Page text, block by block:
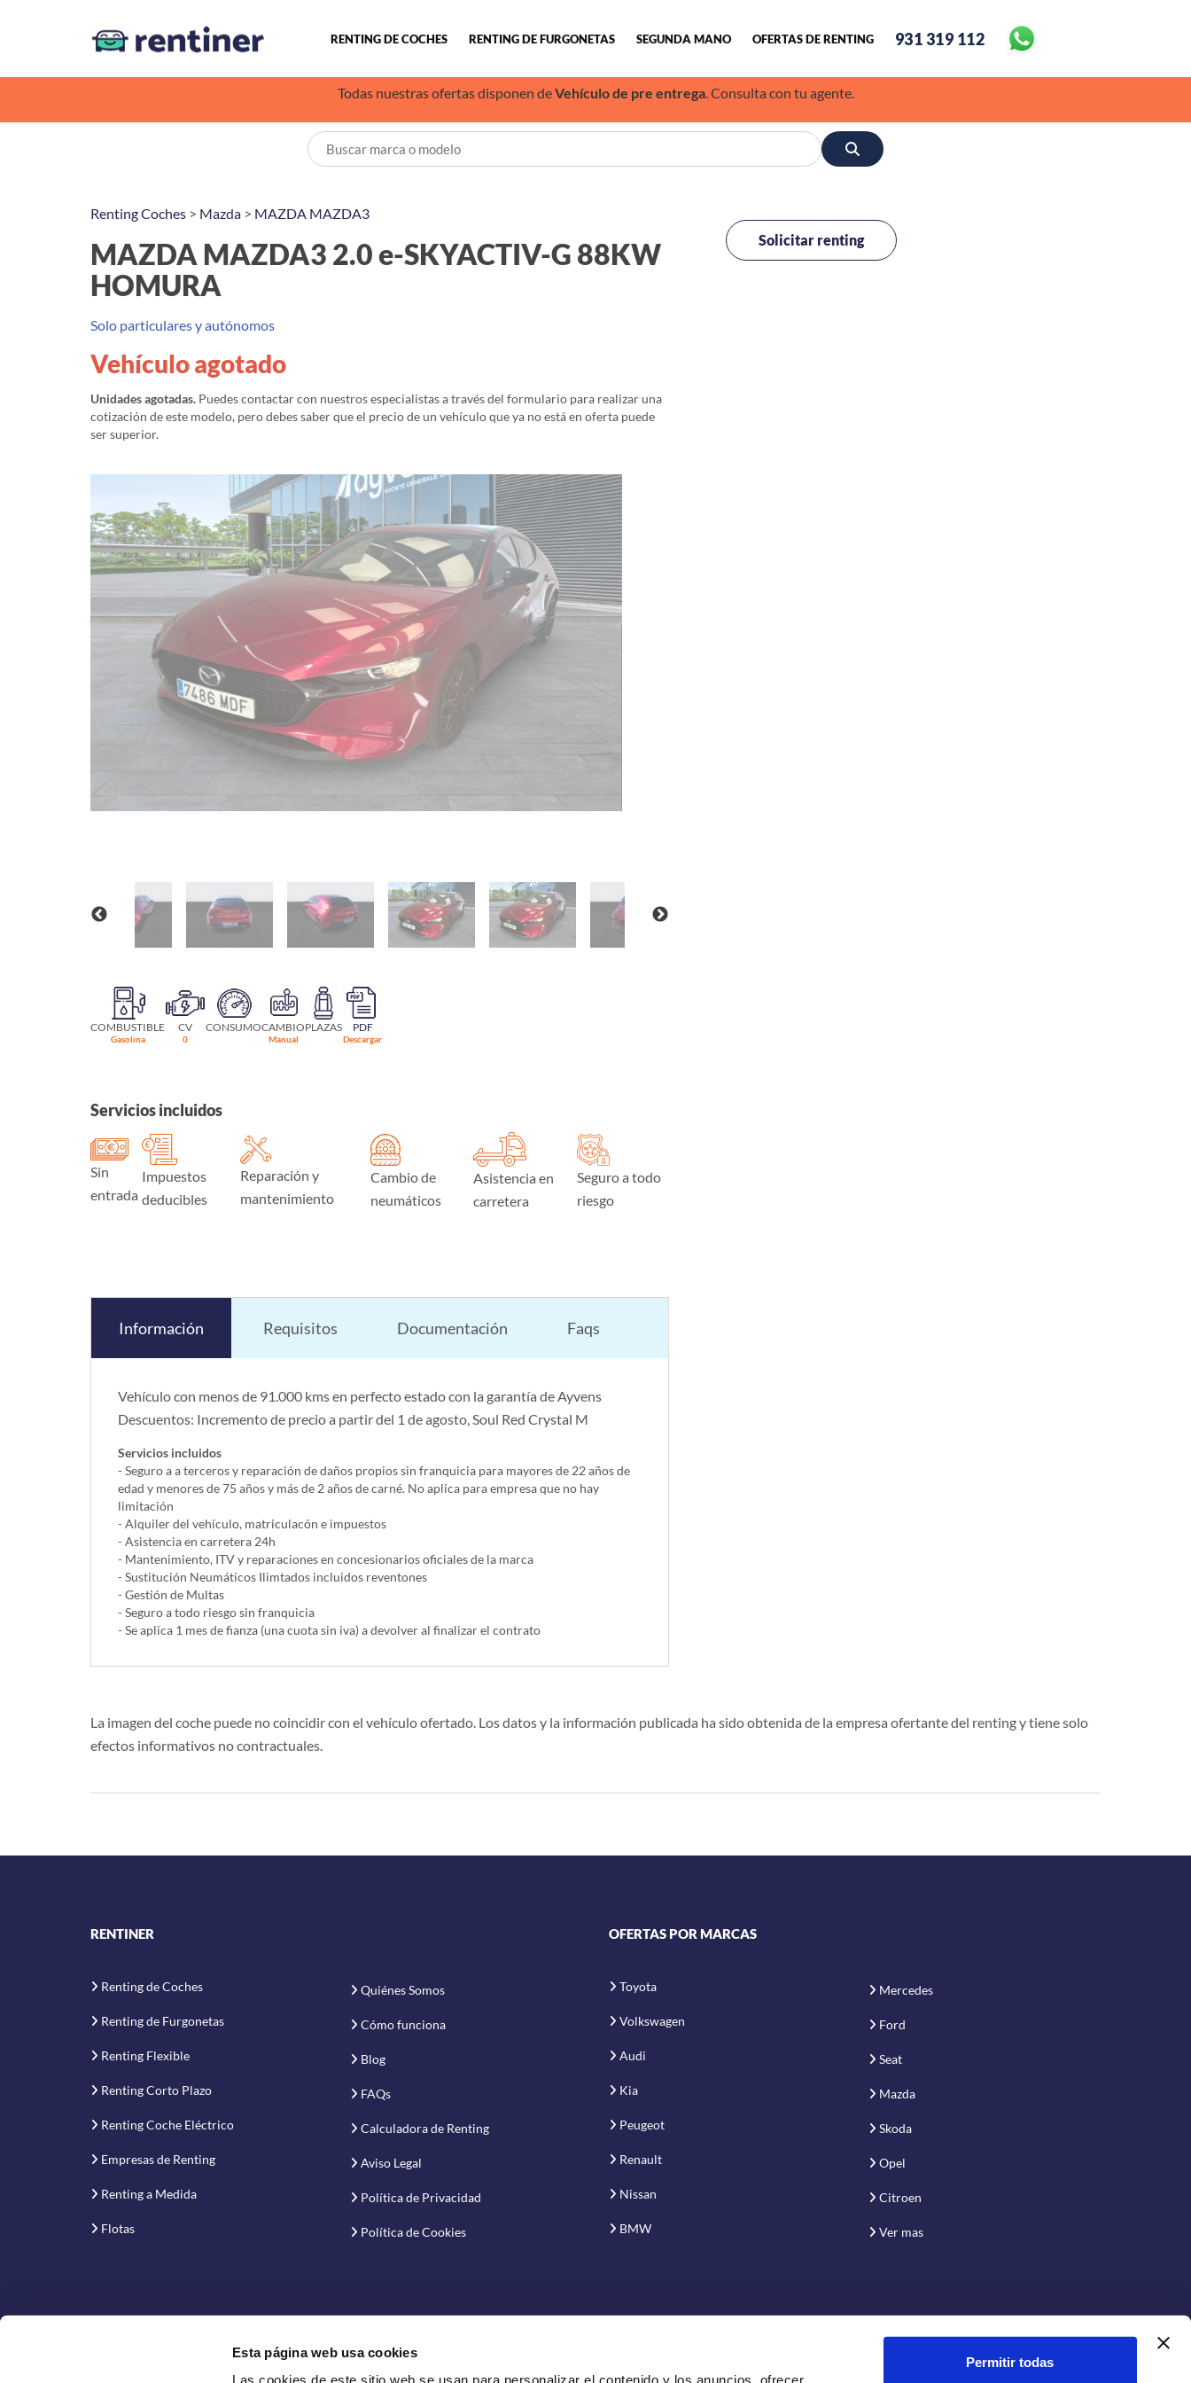
Esta página web usa cookies
Las cookies de este sitio web se usan para personalizar el contenido y los anuncios, ofrecer
Permitir todas
RENTING DE COCHES RENTING DE FURGONETAS SEGUNDA MANO OFERTAS DE RENTING 931 319 112
Todas nuestras ofertas disponen deVehículo de pre entrega. Consulta con tu agente.
Renting Coches > Mazda > MAZDA MAZDA3
MAZDA MAZDA3 2.0 e-SKYACTIV-G 88KW
HOMURA
Solo particulares y autónomos
Vehículo agotado
Unidades agotadas. Puedes contactar con nuestros especialistas a través del formulario para realizar una
cotización de este modelo, pero debes saber que el precio de un vehículo que ya no está en oferta puede
ser superior.
COMBUSTIBLE
Gasolina
CV
0
CONSUMOCAMBIO
Manual
PLAZAS PDF
Descargar
Servicios incluidos
Sin
entrada
Impuestos
deducibles
Reparación y
mantenimiento
Cambio de
neumáticos
Asistencia en
carretera
Seguro a todo
riesgo
Información Requisitos Documentación Faqs
Vehículo con menos de 91.000 kms en perfecto estado con la garantía de Ayvens
Descuentos: Incremento de precio a partir del 1 de agosto, Soul Red Crystal M
Servicios incluidos
- Seguro a a terceros y reparación de daños propios sin franquicia para mayores de 22 años de
edad y menores de 75 años y más de 2 años de carné. No aplica para empresa que no hay
limitación
- Alquiler del vehí­culo, matriculacón e impuestos
- Asistencia en carretera 24h
- Mantenimiento, ITV y reparaciones en concesionarios oficiales de la marca
- Sustitución Neumáticos Ilimtados incluidos reventones
- Gestión de Multas
- Seguro a todo riesgo sin franquicia
- Se aplica 1 mes de fianza (una cuota sin iva) a devolver al finalizar el contrato
Solicitar renting
La imagen del coche puede no coincidir con el vehículo ofertado. Los datos y la información publicada ha sido obtenida de la empresa ofertante del renting y tiene solo
efectos informativos no contractuales.
RENTINER
Renting de Coches
Renting de Furgonetas
Renting Flexible
Renting Corto Plazo
Renting Coche Eléctrico
Empresas de Renting
Renting a Medida
Flotas
Quiénes Somos
Cómo funciona
Blog
FAQs
Calculadora de Renting
Aviso Legal
Política de Privacidad
Política de Cookies
OFERTAS POR MARCAS
Toyota
Volkswagen
Audi
Kia
Peugeot
Renault
Nissan
BMW
Mercedes
Ford
Seat
Mazda
Skoda
Opel
Citroen
Ver mas